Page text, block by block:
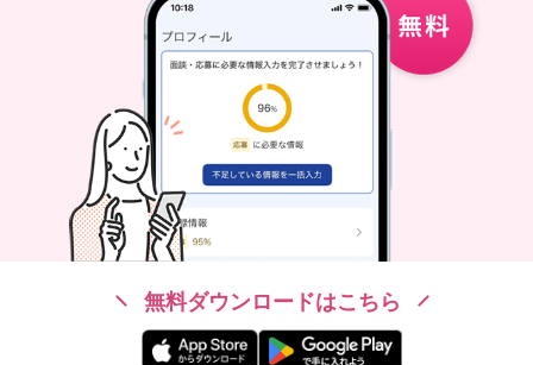
無料ダウンロードはこちら